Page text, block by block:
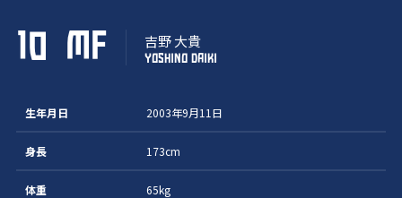
10 MF 吉野 大貴
YOSHINO DAIKI
生年月日 2003年9月11日
身長 173cm
体重 65kg